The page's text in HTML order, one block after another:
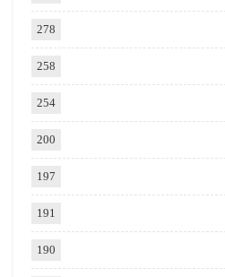
278
258
254
200
197
191
190